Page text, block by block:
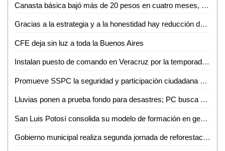
Canasta básica bajó más de 20 pesos en cuatro meses, reporta Profeco
Gracias a la estrategia y a la honestidad hay reducción de 46% en homicidios dolosos, de septiembre de 2024 a mayo de 2026
CFE deja sin luz a toda la Buenos Aires
Instalan puesto de comando en Veracruz por la temporada de lluvias y ciclones tropicales 2026
Promueve SSPC la seguridad y participación ciudadana en Ciudad Valles
Lluvias ponen a prueba fondo para desastres; PC busca asegurar recursos para SLP
San Luis Potosí consolida su modelo de formación en gestión integral de riesgos
Gobierno municipal realiza segunda jornada de reforestación en el ejido Canoas